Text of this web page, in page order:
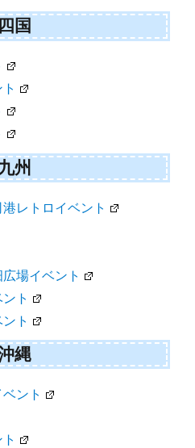
四国
九州
レトロイベント
場イベント
ト
ト
縄
ント